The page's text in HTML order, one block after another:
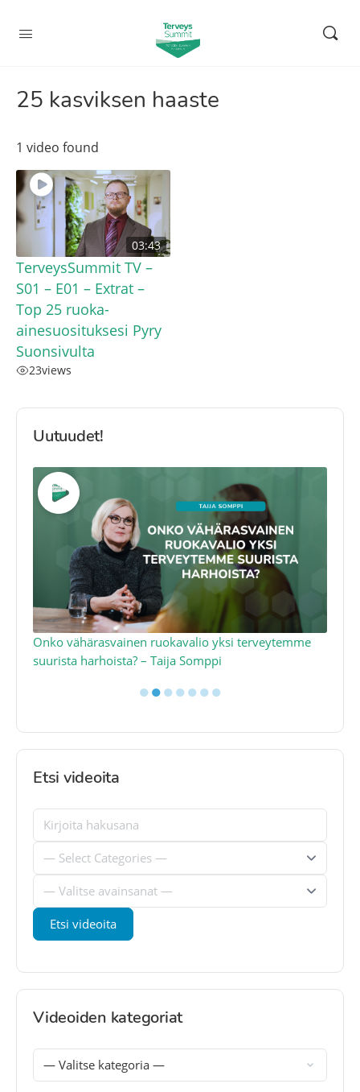
25 kasviksen haaste
1 video found
03:43
TerveysSummit TV –
S01 – E01 – Extrat –
Top 25 ruoka-
ainesuosituksesi Pyry
Suonsivulta
23views
Uutuudet!
Onko vähärasvainen ruokavalio yksi terveytemme
suurista harhoista? – Taija Somppi
●●●●●●●
Etsi videoita
Videoiden kategoriat